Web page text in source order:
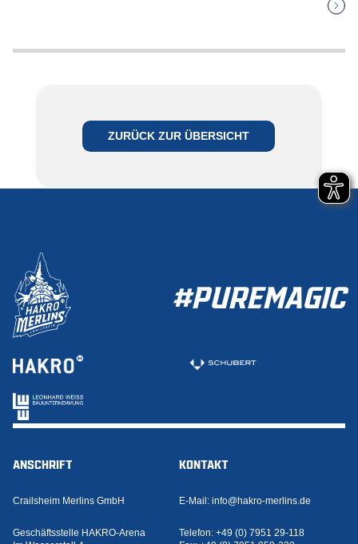
ZURÜCK ZUR ÜBERSICHT
#PUREMAGIC
ANSCHRIFT
Crailsheim Merlins GmbH
Geschäftsstelle HAKRO-Arena
KONTAKT
E-Mail: info@hakro-merlins.de
Telefon: +49 (0) 7951 29-118